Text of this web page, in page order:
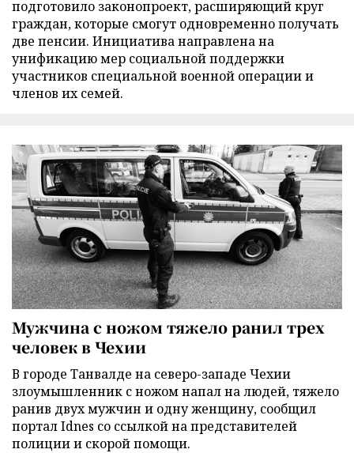
подготовило законопроект, расширяющий круг
граждан, которые смогут одновременно получать
две пенсии. Инициатива направлена на
унификацию мер социальной поддержки
участников специальной военной операции и
членов их семей.
Мужчина с ножом тяжело ранил трех
человек в Чехии
В городе Танвалде на северо-западе Чехии
злоумышленник с ножом напал на людей, тяжело
ранив двух мужчин и одну женщину, сообщил
портал Idnes со ссылкой на представителей
полиции и скорой помощи.